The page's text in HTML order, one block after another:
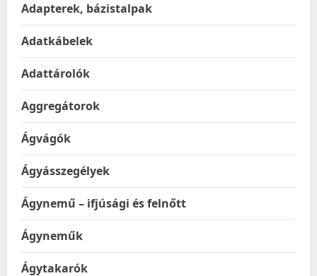
Adapterek, bázistalpak
Adatkábelek
Adattárolók
Aggregátorok
Ágvágók
Ágyásszegélyek
Ágynemű – ifjúsági és felnőtt
Ágyneműk
Ágytakarók